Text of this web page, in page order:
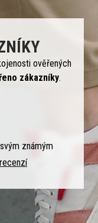
ověřených
zákazníky.
známým